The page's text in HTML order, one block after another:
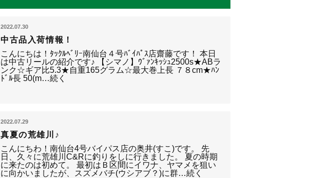
2022.07.30
中古品入荷情報！
こんにちは！ﾀｯｸﾙﾍﾞﾘｰ南仙台４号ﾊﾞｲﾊﾟｽ店齋藤です！ 本日
は中古リールの紹介です♪ 【シマノ】ｳﾞｧﾝｷｯｼｭ2500s★ABラ
ンク☆ギア比5.3★自重165グラム☆最大巻上長 ７８cm★ﾊﾝ
ﾄﾞﾙ長 50(m…続く
2022.07.29
真夏の荒雄川♪
こんにちわ！南仙台4号バイパス店の奥井(すこ)です。 先
日、久々に荒雄川C&Rに釣りをしに行きました。 夏の時期
に来たのは初めて。 最初はＢ区間にイワナ、ヤマメを狙い
に向かいましたが、スズメバチ(ウシアブ？)に群…続く